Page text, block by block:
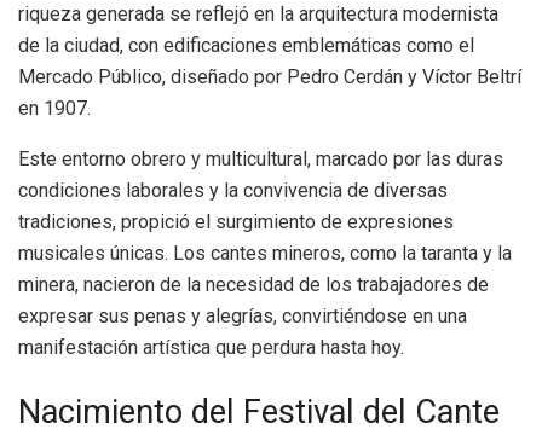
riqueza generada se reflejó en la arquitectura modernista
de la ciudad, con edificaciones emblemáticas como el
Mercado Público, diseñado por Pedro Cerdán y Víctor Beltrí
en 1907.
Este entorno obrero y multicultural, marcado por las duras
condiciones laborales y la convivencia de diversas
tradiciones, propició el surgimiento de expresiones
musicales únicas. Los cantes mineros, como la taranta y la
minera, nacieron de la necesidad de los trabajadores de
expresar sus penas y alegrías, convirtiéndose en una
manifestación artística que perdura hasta hoy.
Nacimiento del Festival del Cante